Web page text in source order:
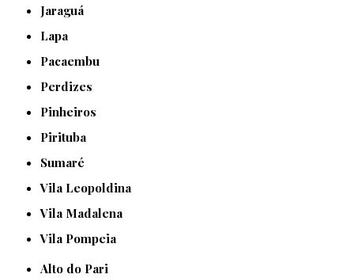
Jaraguá
Lapa
Pacaembu
Perdizes
Pinheiros
Pirituba
Sumaré
Vila Leopoldina
Vila Madalena
Vila Pompeia
Alto do Pari